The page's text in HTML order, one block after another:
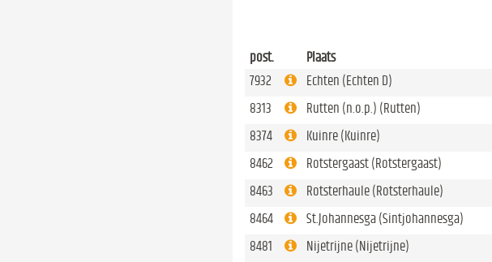
post. Plaats
7932
Echten (Echten D)
8313
Rutten (n.o.p.) (Rutten)
8374
Kuinre (Kuinre)
8462
Rotstergaast (Rotstergaast)
8463
Rotsterhaule (Rotsterhaule)
8464
St.Johannesga (Sintjohannesga)
8481
Nijetrijne (Nijetrijne)